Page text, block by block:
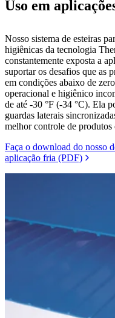
Uso em
Nosso sistema de esteiras
higiênicas da tecnologia
constantemente exposta a
suportar os desafios que as
em condições abaixo de
operacional e higiênico
de até -30 °F (-34 °C). Ela
guardas laterais
melhor controle de
Faça o download do nosso
aplicação fria (PDF)